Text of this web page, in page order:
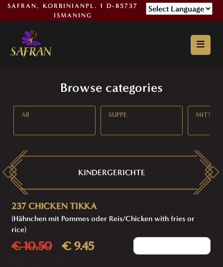
SAFRAN, KORBINIANPL. 1 D-85737
ISMANING
Powered by
Browse categories
All SUPPE
KINDERGERICHTE
237 CHICKEN TIKKA
(Hähnchen mit Pommes oder Reis/Chicken with fries or
rice)
€ 10.50 € 9.45